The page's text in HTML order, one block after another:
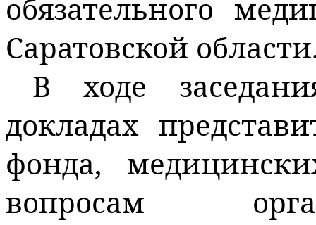
обязательного
Саратовской области
В ходе
докладах
фонда,
вопросам